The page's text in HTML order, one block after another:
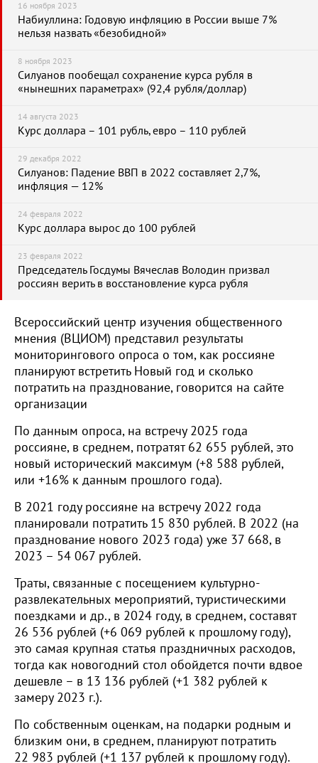
16 ноября 2023
Набиуллина: Годовую инфляцию в России выше 7%
нельзя назвать «безобидной»
8 ноября 2023
Силуанов пообещал сохранение курса рубля в
«нынешних параметрах» (92,4 рубля/доллар)
14 августа 2023
Курс доллара – 101 рубль, евро – 110 рублей
29 декабря 2022
Силуанов: Падение ВВП в 2022 составляет 2,7%,
инфляция — 12%
24 февраля 2022
Курс доллара вырос до 100 рублей
23 февраля 2022
Председатель Госдумы Вячеслав Володин призвал
россиян верить в восстановление курса рубля
Всероссийский центр изучения общественного
мнения (ВЦИОМ) представил результаты
мониторингового опроса о том, как россияне
планируют встретить Новый год и сколько
потратить на празднование, говорится на сайте
организации
По данным опроса, на встречу 2025 года
россияне, в среднем, потратят 62 655 рублей, это
новый исторический максимум (+8 588 рублей,
или +16% к данным прошлого года).
В 2021 году россияне на встречу 2022 года
планировали потратить 15 830 рублей. В 2022 (на
празднование нового 2023 года) уже 37 668, в
2023 – 54 067 рублей.
Траты, связанные с посещением культурно-
развлекательных мероприятий, туристическими
поездками и др., в 2024 году, в среднем, составят
26 536 рублей (+6 069 рублей к прошлому году),
это самая крупная статья праздничных расходов,
тогда как новогодний стол обойдется почти вдвое
дешевле – в 13 136 рублей (+1 382 рублей к
замеру 2023 г.).
По собственным оценкам, на подарки родным и
близким они, в среднем, планируют потратить
22 983 рублей (+1 137 рублей к прошлому году).